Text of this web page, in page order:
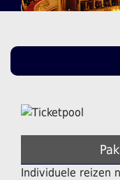
Individuele reizen